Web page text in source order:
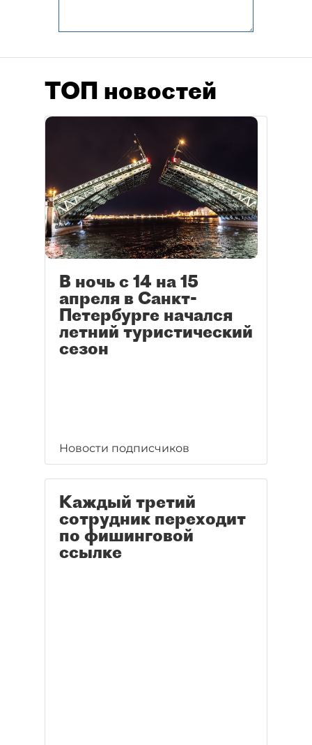
ТОП новостей
В ночь с 14 на 15
апреля в Санкт-
Петербурге начался
летний туристический
сезон
Новости подписчиков
Каждый третий
сотрудник переходит
по фишинговой
ссылке